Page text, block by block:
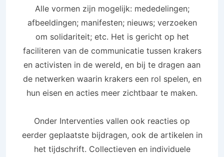
Alle vormen zijn mogelijk: mededelingen;
afbeeldingen; manifesten; nieuws; verzoeken
om solidariteit; etc. Het is gericht op het
faciliteren van de communicatie tussen krakers
en activisten in de wereld, en bij te dragen aan
de netwerken waarin krakers een rol spelen, en
hun eisen en acties meer zichtbaar te maken.
Onder Interventies vallen ook reacties op
eerder geplaatste bijdragen, ook de artikelen in
het tijdschrift. Collectieven en individuele